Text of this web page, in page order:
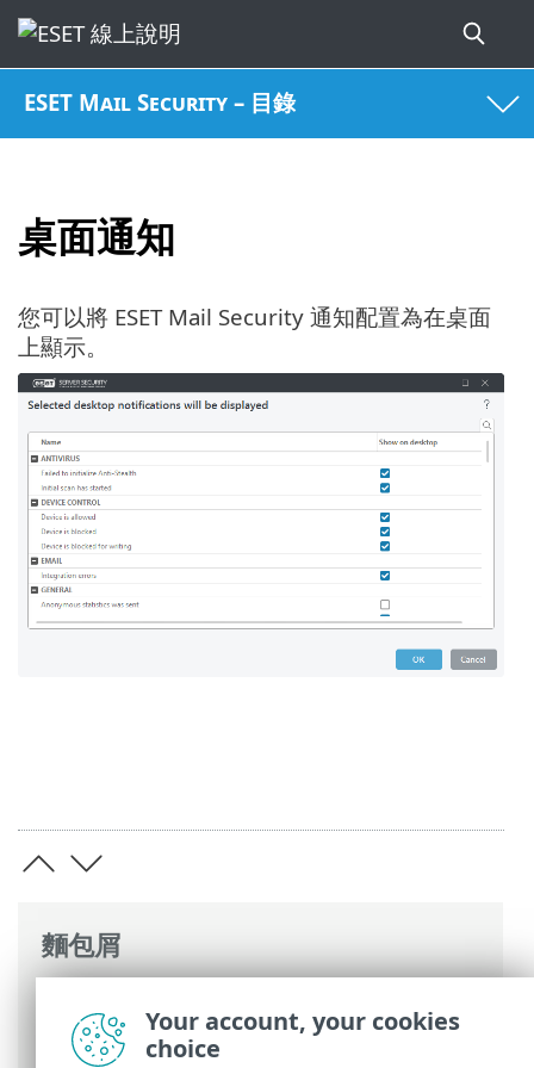
ESET Mail Security – 目錄
桌面通知
麵包屑
設定>使用者介面>通知>桌面通知> 桌
面通知
您可以將 ESET Mail Security 通知配置為在桌面
上顯示。
Your account, your cookies
choice